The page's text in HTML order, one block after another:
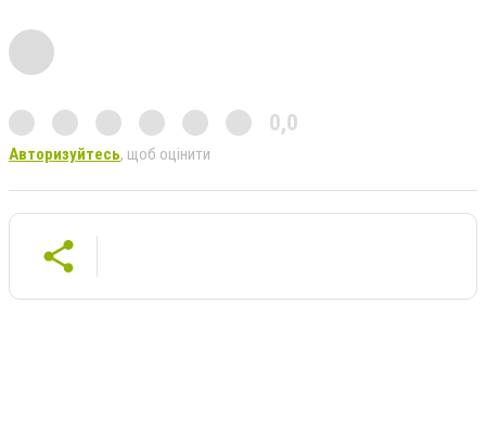
0,0
Авторизуйтесь, щоб оцінити